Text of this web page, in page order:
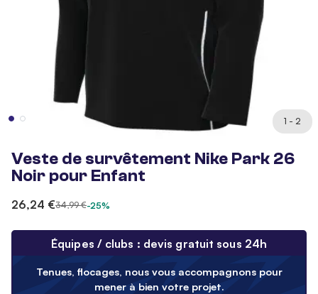
1 - 2
Veste de survêtement Nike Park 26
Noir pour Enfant
26,24 €34,99 €-25%
Équipes / clubs : devis gratuit sous 24h
Tenues, flocages, nous vous accompagnons pour
mener à bien votre projet.